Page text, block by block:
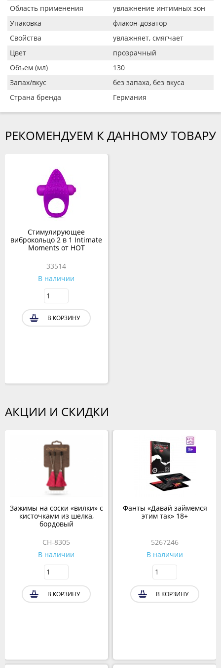
Область применения
увлажнение интимных зон
Упаковка
флакон-дозатор
Свойства
увлажняет, смягчает
Цвет
прозрачный
Объем (мл)
130
Запах/вкус
без запаха, без вкуса
Страна бренда
Германия
РЕКОМЕНДУЕМ К ДАННОМУ ТОВАРУ
Стимулирующее
виброкольцо 2 в 1 Intimate
Moments от HOT
33514
В наличии
В КОРЗИНУ
АКЦИИ И СКИДКИ
Зажимы на соски «вилки» с
кисточками из шелка,
бордовый
CH-8305
В наличии
В КОРЗИНУ
Фанты «Давай займемся
этим так» 18+
5267246
В наличии
В КОРЗИНУ